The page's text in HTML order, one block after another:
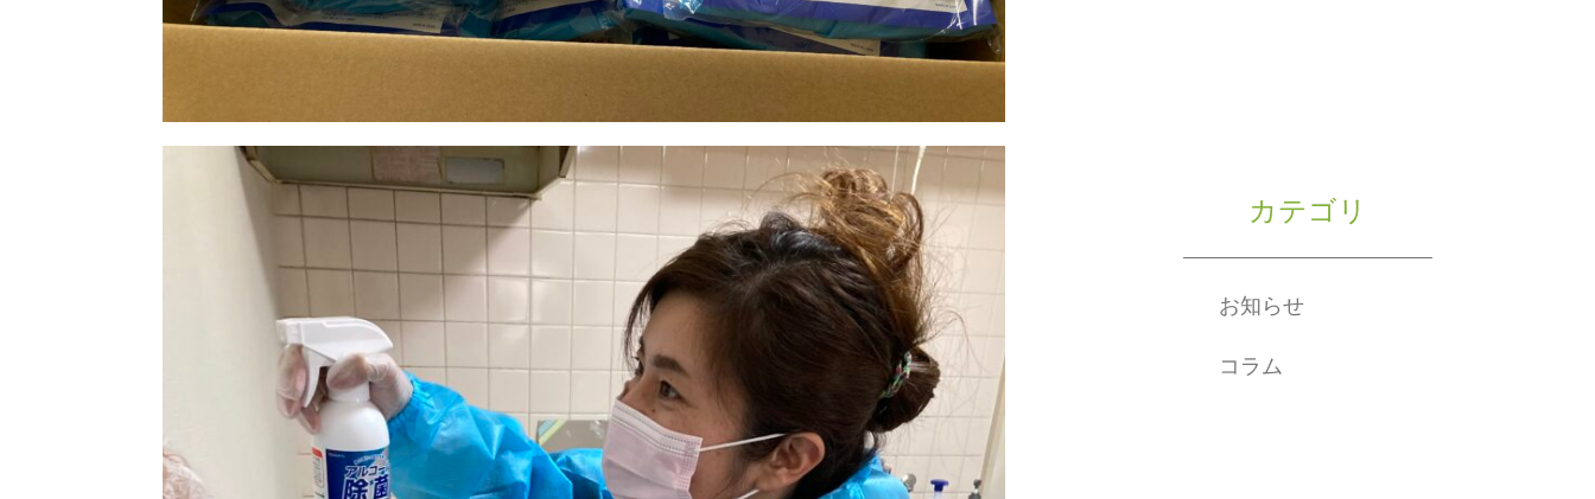
カテゴリ
お知らせ
コラム